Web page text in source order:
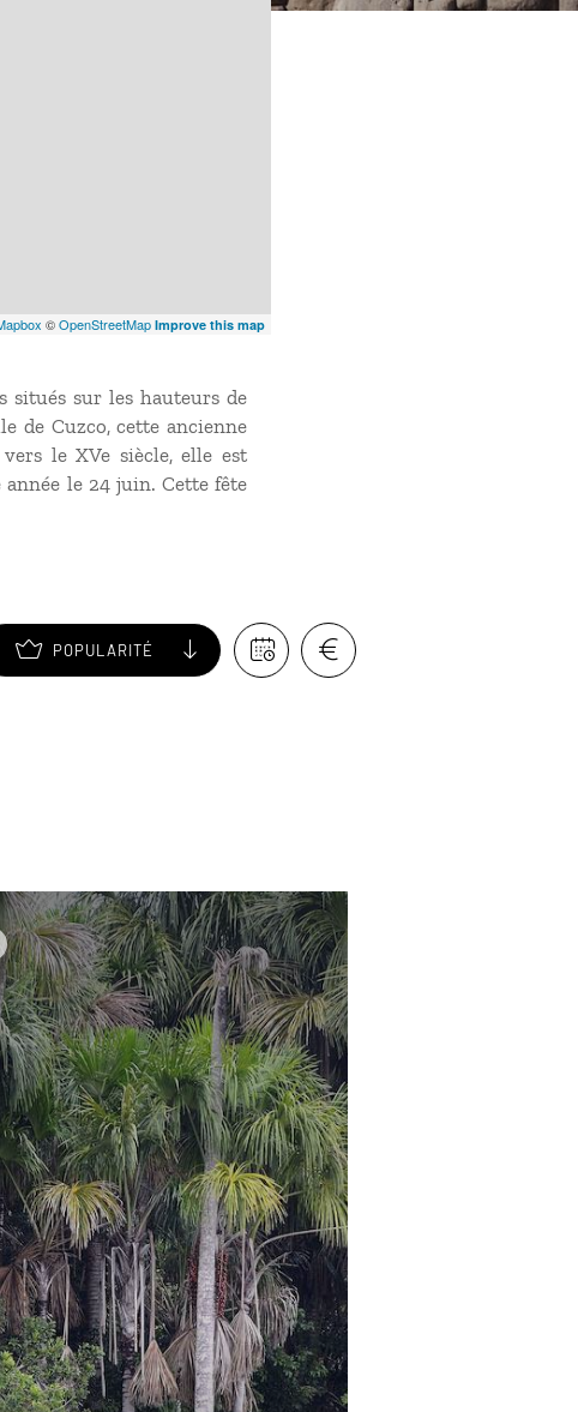
©OpenStreetMap Improve this map
situés sur les hauteurs de
de Cuzco, cette ancienne
le XVe siècle, elle est
le 24 juin. Cette fête
POPULARITÉ